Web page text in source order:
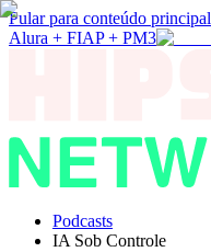
Pular para conteúdo principal
Alura + FIAP + PM3
Podcasts
IA Sob Controle